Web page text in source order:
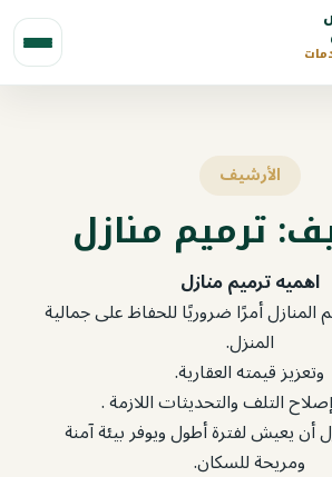
الأرشيف
ترميم منازل
اهميه ترميم منازل
المنازل أمرًا ضروريًا للحفاظ على جمالية
المنزل.
وتعزيز قيمته العقارية.
التلف والتحديثات اللازمة .
أن يعيش لفترة أطول ويوفر بيئة آمنة
ومريحة للسكان.‏